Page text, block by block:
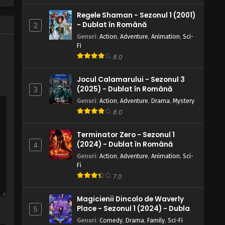
2
Regele Shaman - Sezonul 1 (2001)
- Dublat în Română
Genuri: Action, Adventure, Animation, Sci-
Fi
8.0
3
Jocul Calamarului - Sezonul 3
(2025) - Dublat în Română
Genuri: Action, Adventure, Drama, Mystery
8.0
4
Terminator Zero - Sezonul 1
(2024) - Dublat în Română
Genuri: Action, Adventure, Animation, Sci-
Fi
7.0
5
Magicienii Dincolo de Waverly
Place - Sezonul 1 (2024) - Dublat
în Română
Genuri: Comedy, Drama, Family, Sci-Fi